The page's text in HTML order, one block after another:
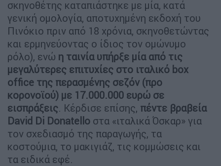
σκηνοθέτης καταπιάστηκε με μία, κατά
γενική ομολογία, αποτυχημένη εκδοχή του
Πινόκιο πριν από 18 χρόνια, σκηνοθετώντας
και ερμηνεύοντας ο ίδιος τον ομώνυμο
ρόλο), ενώ η ταινία υπήρξε μία από τις
μεγαλύτερες επιτυχίες στο ιταλικό box
office της περασμένης σεζόν (προ
κορονοϊού) με 17.000.000 ευρώ σε
εισπράξεις. Κέρδισε επίσης, πέντε βραβεία
David Di Donatello στα «ιταλικά Όσκαρ» για
τον σχεδιασμό της παραγωγής, τα
κοστούμια, το μακιγιάζ, τις κομμώσεις και
τα ειδικά εφέ.